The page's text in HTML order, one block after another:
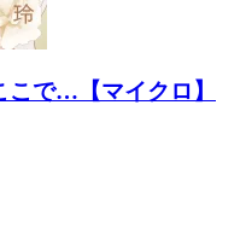
こで…【マイクロ】